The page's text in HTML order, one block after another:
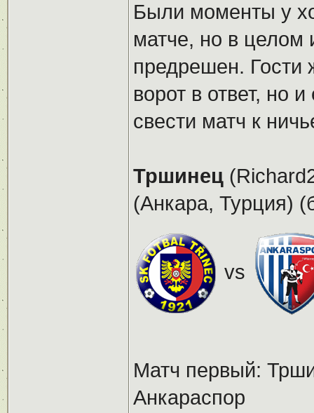
Были моменты у
матче, но в целом
предрешен. Гости
ворот в ответ, но
свести матч к
Тршинец
(Анкара, Турция)
vs
Матч первый:
Анкараспор